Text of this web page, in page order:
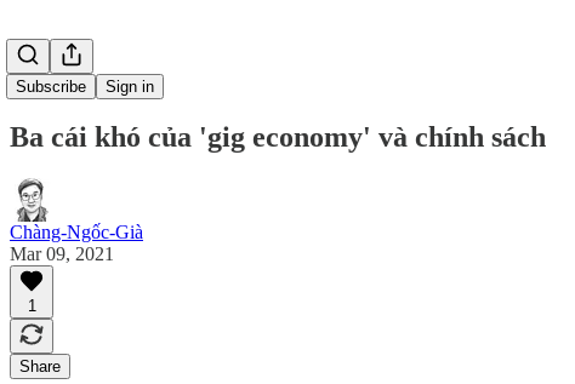
Subscribe Sign in
Ba cái khó của 'gig economy' và chính sách
Chàng-Ngốc-Già
Mar 09, 2021
1
Share